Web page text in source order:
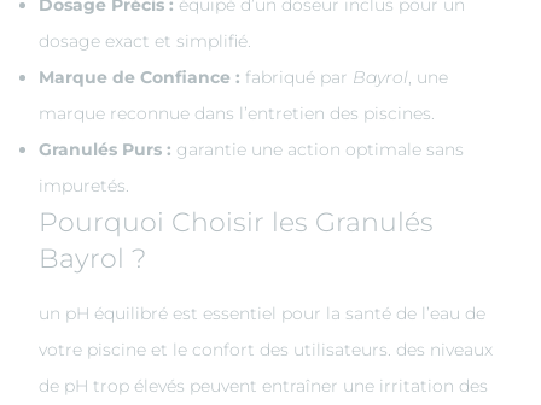
Dosage Précis : équipé d’un doseur inclus pour un
dosage exact et simplifié.
Marque de Confiance : fabriqué par Bayrol, une
marque reconnue dans l’entretien des piscines.
Granulés Purs : garantie une action optimale sans
impuretés.
Pourquoi Choisir les Granulés
Bayrol ?
un pH équilibré est essentiel pour la santé de l’eau de
votre piscine et le confort des utilisateurs. des niveaux
de pH trop élevés peuvent entraîner une irritation des